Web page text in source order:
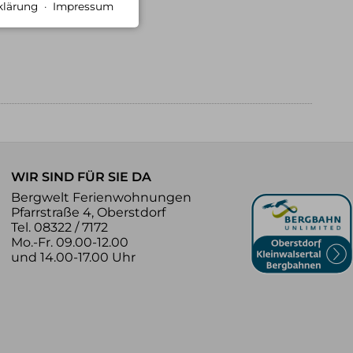
WIR SIND FÜR SIE DA
Bergwelt Ferienwohnungen
Pfarrstraße 4, Oberstdorf
Tel. 08322 / 7172
Mo.-Fr. 09.00-12.00
und 14.00-17.00 Uhr
· Impressum